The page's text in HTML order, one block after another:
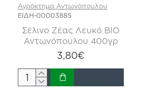
Αγρόκτημα Αντωνόπουλου
ΕΙΔΗ-00003885
Σέλινο Ζέας Λευκό ΒΙΟ
Αντωνόπουλου 400γρ
3,80€